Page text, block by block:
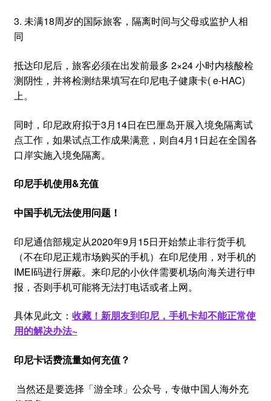
3. 未满18周岁的国际旅客，隔离时间与父母或监护人相
同
抵达印尼后，旅客必须在出发前最多 2×24 小时内核酸检
测阴性，并将检测结果填写在印尼电子健康卡( e-HAC)
上。
同时，印尼政府拟于3月14日在巴厘岛开展入境免隔离试
点工作，如果试点工作成果满意，则自4月1日起在全国各
口岸实施入境免隔离。
印尼手机使用&充值
中国手机无法使用问题！
印尼通信部规定从2020年9月15日开始禁止非行货手机
（不在印尼正规市场购买的手机）在印尼使用，对手机的
IMEI码进行屏蔽。来印尼的小伙伴需要机场向海关进行申
报，否则手机可能将无法打电话或者上网。
具体见此文： 收藏！新朋友到印尼，手机卡却不能正常使
用的解决办法~
印尼卡话费流量如何充值？
当然还是要选择「游全球」公众号，专做中国人海外充